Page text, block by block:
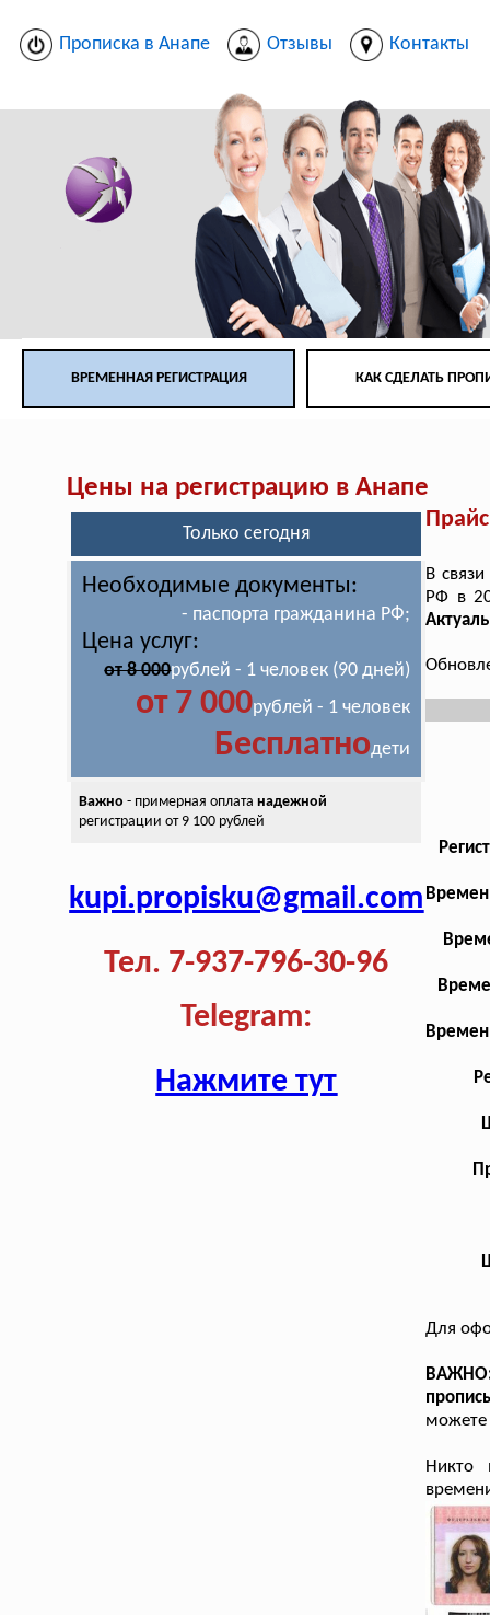
Прописка в Анапе Отзывы Контакты
ВРЕМЕННАЯ РЕГИСТРАЦИЯ КАК СДЕЛАТЬ
Цены на регистрацию в Анапе
Только сегодня
Необходимые документы:
- паспорта гражданина РФ;
Цена услуг:
от 8 000рублей - 1 человек (90 дней)
от 7 000рублей - 1 человек
Бесплатнодети
Важно - примерная оплата надежной
регистрации от 9 100 рублей
kupi.propisku@gmail.com
Тел. 7-937-796-30-96
Telegram:
Нажмите тут
В
РФ в
Для
можете
Никто